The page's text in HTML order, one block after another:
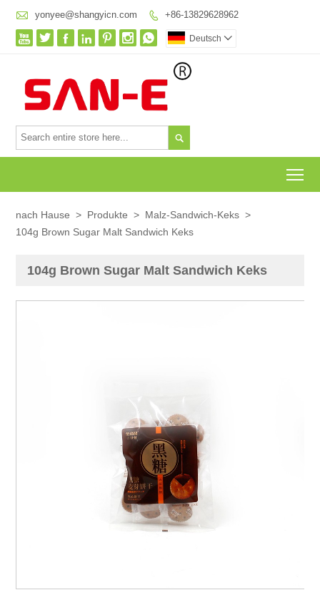
 yonyee@shangyicn.com  +86-13829628962
       Deutsch 

nach Hause > Produkte > Malz-Sandwich-Keks >
104g Brown Sugar Malt Sandwich Keks
104g Brown Sugar Malt Sandwich Keks